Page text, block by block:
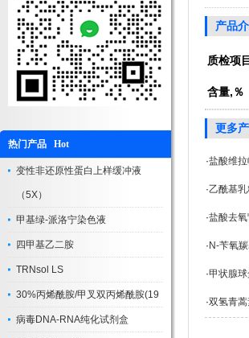
热门产品 Hot
变性非还原性蛋白上样缓冲液
（5X）
甲基绿-派洛宁染色液
四甲基乙二胺
TRNsol LS
30%丙烯酰胺/甲叉双丙烯酰胺(19
病毒DNA-RNA纯化试剂盒
产品
质检项目
含量,％
更多
·盐酸维
·乙酰基
·盐酸去
· N-苄氧
·甲状腺球
·双氢青